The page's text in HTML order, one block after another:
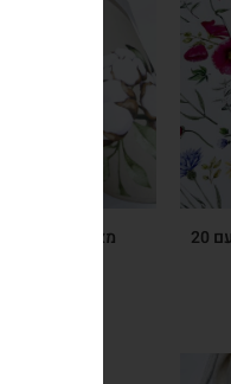
סט עריכת שולחן חגיגי דגם פרחי שדה 20 פלייסמנטים עם 20
מארז 15 פלייסמטים עגולים מעוצבים לעריכת שולחן